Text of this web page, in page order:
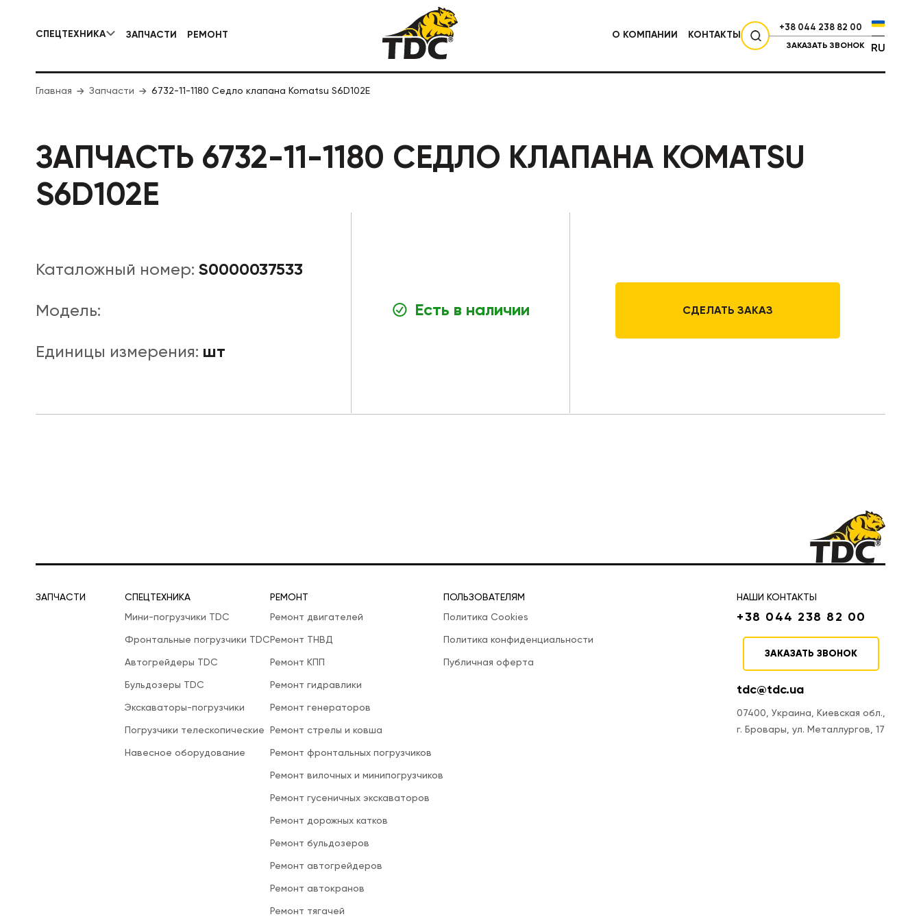
СПЕЦТЕХНИКА
КОММУНАЛЬНАЯ СПЕЦТЕХНИКА ДОРОЖНАЯ СПЕЦТЕХНИКА
ЗАПЧАСТИ РЕМОНТ О КОМПАНИИ КОНТАКТЫ
+38 044 238 82 00
ЗАКАЗАТЬ ЗВОНОК RU
Главная Запчасти 6732-11-1180 Седло клапана Komatsu S6D102E
ЗАПЧАСТЬ 6732-11-1180 СЕДЛО КЛАПАНА KOMATSU
S6D102E
Каталожный номер: S0000037533
Модель:
Единицы измерения: шт
Есть в наличии СДЕЛАТЬ ЗАКАЗ
ЗАПЧАСТИ
СПЕЦТЕХНИКА
Мини-погрузчики TDC
Фронтальные погрузчики TDC
Автогрейдеры TDC
Бульдозеры TDC
Экскаваторы-погрузчики
Погрузчики телескопические
Навесное оборудование
РЕМОНТ
Ремонт двигателей
Ремонт ТНВД
Ремонт КПП
Ремонт гидравлики
Ремонт генераторов
Ремонт стрелы и ковша
Ремонт фронтальных погрузчиков
Ремонт вилочных и минипогрузчиков
Ремонт гусеничных экскаваторов
Ремонт дорожных катков
Ремонт бульдозеров
Ремонт автогрейдеров
Ремонт автокранов
Ремонт тягачей
ПОЛЬЗОВАТЕЛЯМ
Политика Cookies
Политика конфиденциальности
Публичная оферта
НАШИ КОНТАКТЫ
+38 044 238 82 00
ЗАКАЗАТЬ ЗВОНОК
tdc@tdc.ua
07400, Украина, Киевская обл.,
г. Бровары, ул. Металлургов, 17